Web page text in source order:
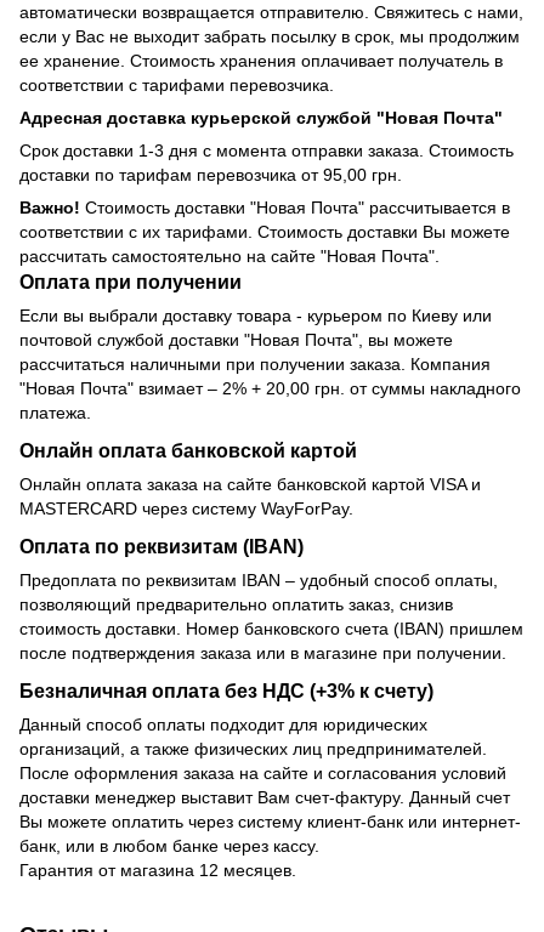
автоматически возвращается отправителю. Свяжитесь с нами,
если у Вас не выходит забрать посылку в срок, мы продолжим
ее хранение. Стоимость хранения оплачивает получатель в
соответствии с тарифами перевозчика.
Адресная доставка курьерской службой "Новая Почта"
Срок доставки 1-3 дня с момента отправки заказа. Стоимость
доставки по тарифам перевозчика от 95,00 грн.
Важно! Стоимость доставки "Новая Почта" рассчитывается в
соответствии с их тарифами. Стоимость доставки Вы можете
рассчитать самостоятельно на сайте "Новая Почта".
Оплата при получении
Если вы выбрали доставку товара - курьером по Киеву или
почтовой службой доставки "Новая Почта", вы можете
рассчитаться наличными при получении заказа. Компания
"Новая Почта" взимает – 2% + 20,00 грн. от суммы накладного
платежа.
Онлайн оплата банковской картой
Онлайн оплата заказа на сайте банковской картой VISA и
MASTERCARD через систему WayForPay.
Оплата по реквизитам (IBAN)
Предоплата по реквизитам IBAN – удобный способ оплаты,
позволяющий предварительно оплатить заказ, снизив
стоимость доставки. Номер банковского счета (IBAN) пришлем
после подтверждения заказа или в магазине при получении.
Безналичная оплата без НДС (+3% к счету)
Данный способ оплаты подходит для юридических
организаций, а также физических лиц предпринимателей.
После оформления заказа на сайте и согласования условий
доставки менеджер выставит Вам счет-фактуру. Данный счет
Вы можете оплатить через систему клиент-банк или интернет-
банк, или в любом банке через кассу.
Гарантия от магазина 12 месяцев.